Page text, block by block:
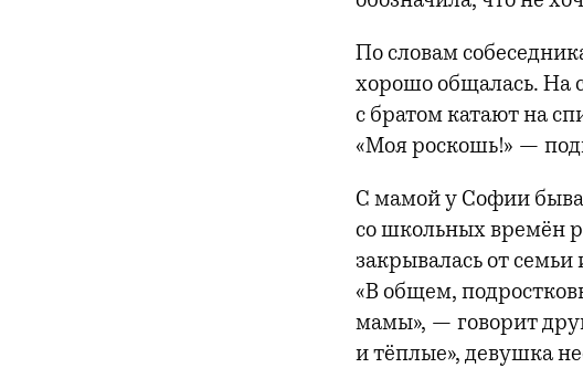
По словам
хорошо общалась. На
с братом катают на
«Моя роскошь!» —
С мамой у Софии
со школьных времён
закрывалась от
«В общем,
мамы», — говорит
и тёплые», девушка